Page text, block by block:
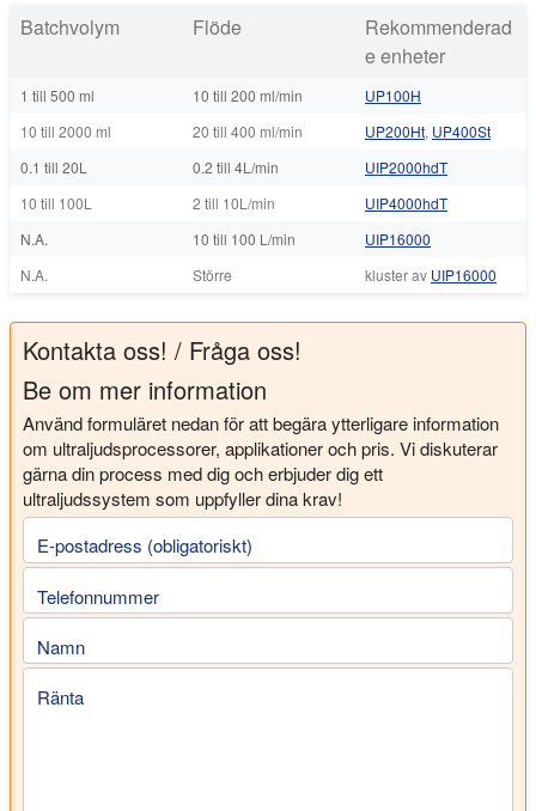
Batchvolym
Flöde
Rekommenderad
e enheter
1 till 500 ml 10 till 200 ml/min
UP100H
10 till 2000 ml
20 till 400 ml/min UP200Ht, UP400St
0.1 till 20L
0.2 till 4L/min
UIP2000hdT
10 till 100L
2 till 10L/min
UIP4000hdT
N.A.
10 till 100 L/min
UIP16000
N.A.
Större kluster av UIP16000
Kontakta oss! / Fråga oss!
Be om mer information
Använd formuläret nedan för att begära ytterligare information
om ultraljudsprocessorer, applikationer och pris. Vi diskuterar
gärna din process med dig och erbjuder dig ett
ultraljudssystem som uppfyller dina krav!
E-postadress (obligatoriskt)
Telefonnummer
Namn
Ränta